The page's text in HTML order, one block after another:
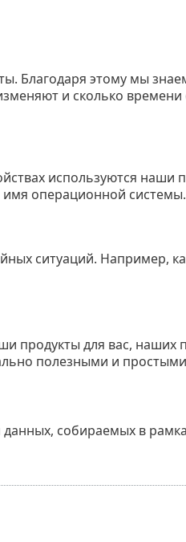
Благодаря этому мы
и сколько времени
используются наши
имя операционной системы.
ситуаций. Например,
продукты для вас, наших
полезными и
данных, собираемых в